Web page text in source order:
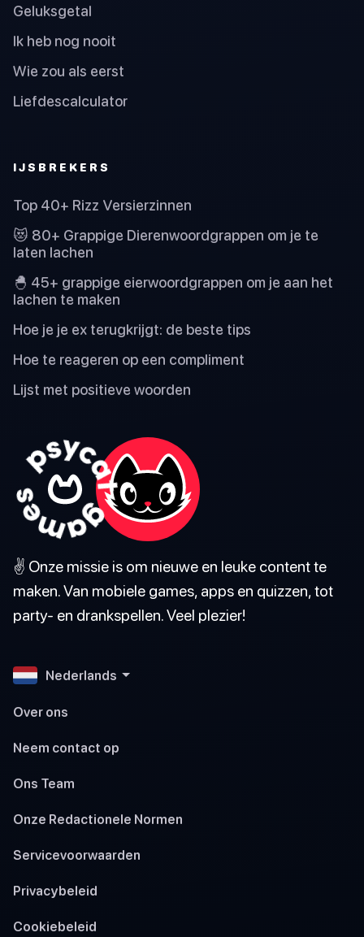
Geluksgetal
Ik heb nog nooit
Wie zou als eerst
Liefdescalculator
IJSBREKERS
Top 40+ Rizz Versierzinnen
😻 80+ Grappige Dierenwoordgrappen om je te
laten lachen
🐣 45+ grappige eierwoordgrappen om je aan het
lachen te maken
Hoe je je ex terugkrijgt: de beste tips
Hoe te reageren op een compliment
Lijst met positieve woorden
✌️ Onze missie is om nieuwe en leuke content te
maken. Van mobiele games, apps en quizzen, tot
party- en drankspellen. Veel plezier!
Nederlands
Over ons
Neem contact op
Ons Team
Onze Redactionele Normen
Servicevoorwaarden
Privacybeleid
Cookiebeleid